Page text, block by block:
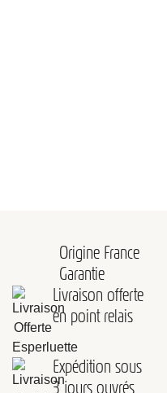
Origine France
Garantie
Livraison offerte
en point relais
Expédition sous
3 jours ouvrés